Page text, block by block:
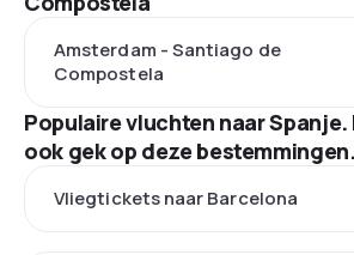
Amsterdam - Santiago de
Compostela
Populaire vluchten naar
ook gek op deze bestemmingen.
Vliegtickets naar Barcelona